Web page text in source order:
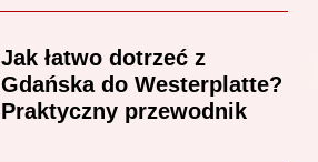
Jak łatwo dotrzeć z
Gdańska do Westerplatte?
Praktyczny przewodnik